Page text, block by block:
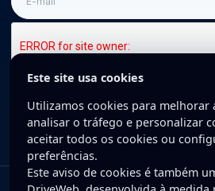
mail
Inscreva-se
Este site usa cookies
Utilizamos cookies para melhorar
analisar o tráfego e personalizar
aceitar todos os cookies ou
preferências.
Este aviso de cookies é também